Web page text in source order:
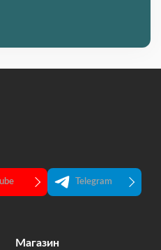
Telegram
Магазин